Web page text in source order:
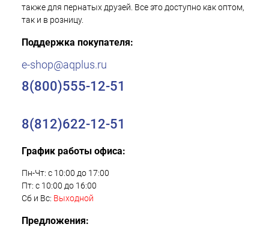
также для пернатых друзей. Все это доступно как оптом,
так и в розницу.
Поддержка покупателя:
e-shop@aqplus.ru
8(800)555-12-51
8(812)622-12-51
График работы офиса:
Пн-Чт: с 10:00 до 17:00
Пт: с 10:00 до 16:00
Сб и Вс: Выходной
Предложения: